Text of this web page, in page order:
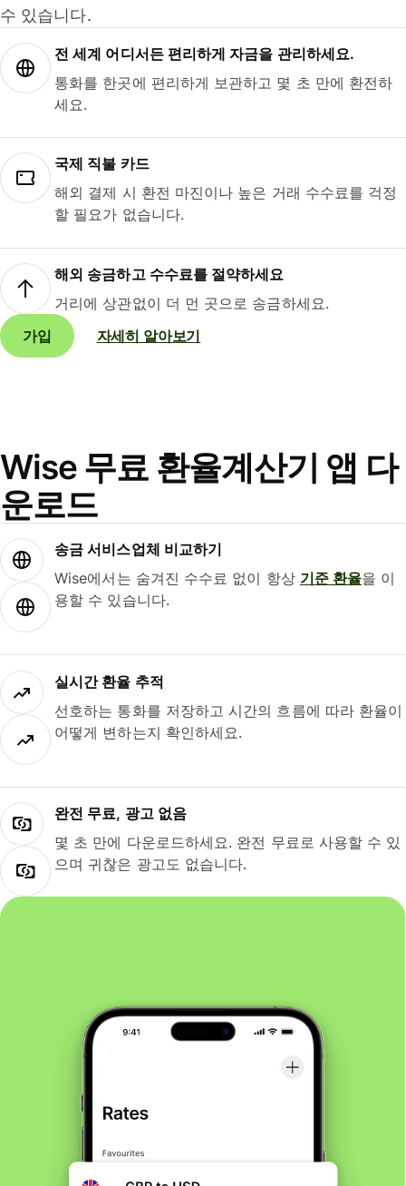
수 있습니다.
전 세계 어디서든 편리하게 자금을 관리하세요.
통화를 한곳에 편리하게 보관하고 몇 초 만에 환전하
세요.
국제 직불 카드
해외 결제 시 환전 마진이나 높은 거래 수수료를 걱정
할 필요가 없습니다.
해외 송금하고 수수료를 절약하세요
거리에 상관없이 더 먼 곳으로 송금하세요.
가입
자세히 알아보기
Wise 무료 환율계산기 앱 다
운로드
송금 서비스업체 비교하기
Wise에서는 숨겨진 수수료 없이 항상 기준 환율을 이
용할 수 있습니다.
실시간 환율 추적
선호하는 통화를 저장하고 시간의 흐름에 따라 환율이
어떻게 변하는지 확인하세요.
완전 무료, 광고 없음
몇 초 만에 다운로드하세요. 완전 무료로 사용할 수 있
으며 귀찮은 광고도 없습니다.